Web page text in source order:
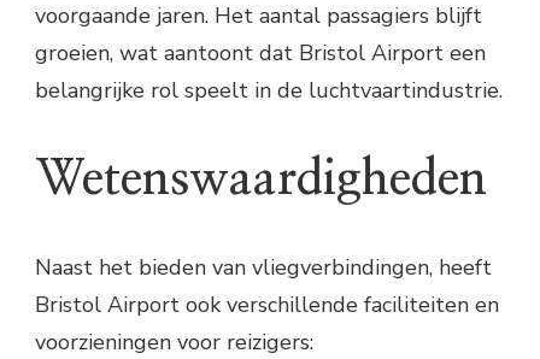
voorgaande jaren. Het aantal passagiers blijft
groeien, wat aantoont dat Bristol Airport een
belangrijke rol speelt in de luchtvaartindustrie.
Wetenswaardigheden
Naast het bieden van vliegverbindingen, heeft
Bristol Airport ook verschillende faciliteiten en
voorzieningen voor reizigers: